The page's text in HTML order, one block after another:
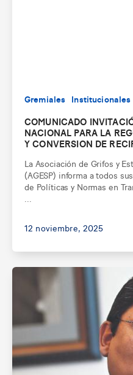
Gremiales Institucionales
COMUNICADO
NACIONAL PARA LA
Y CONVERSION DE
La Asociación de Grifos y
(AGESP) informa a todos
de Políticas y Normas en
12 noviembre, 2025